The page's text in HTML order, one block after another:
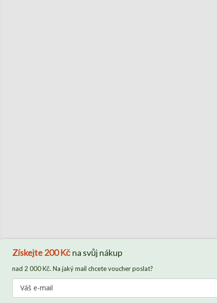
Získejte200 Kčna svůj nákup
nad 2 000 Kč. Na jaký mail chcete voucher poslat?